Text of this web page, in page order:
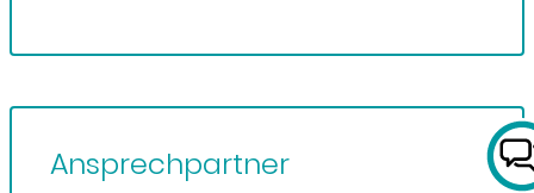
Ansprechpartner